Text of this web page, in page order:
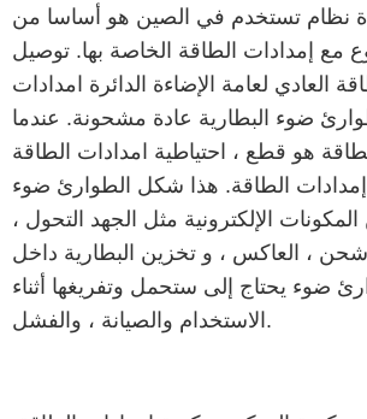
نظام تستخدم في الصين هو أساسا من
مع إمدادات الطاقة الخاصة بها. توصيل
العادي لعامة الإضاءة الدائرة امدادات
ضوء البطارية عادة مشحونة. عندما
هو قطع ، احتياطية امدادات الطاقة
إمدادات الطاقة. هذا شكل الطوارئ ضوء
الإلكترونية مثل الجهد التحول ،
شحن ، العاكس ، و تخزين البطارية داخل
ضوء يحتاج إلى ستحمل وتفريغها أثناء
الاستخدام والصيانة ، والفشل.